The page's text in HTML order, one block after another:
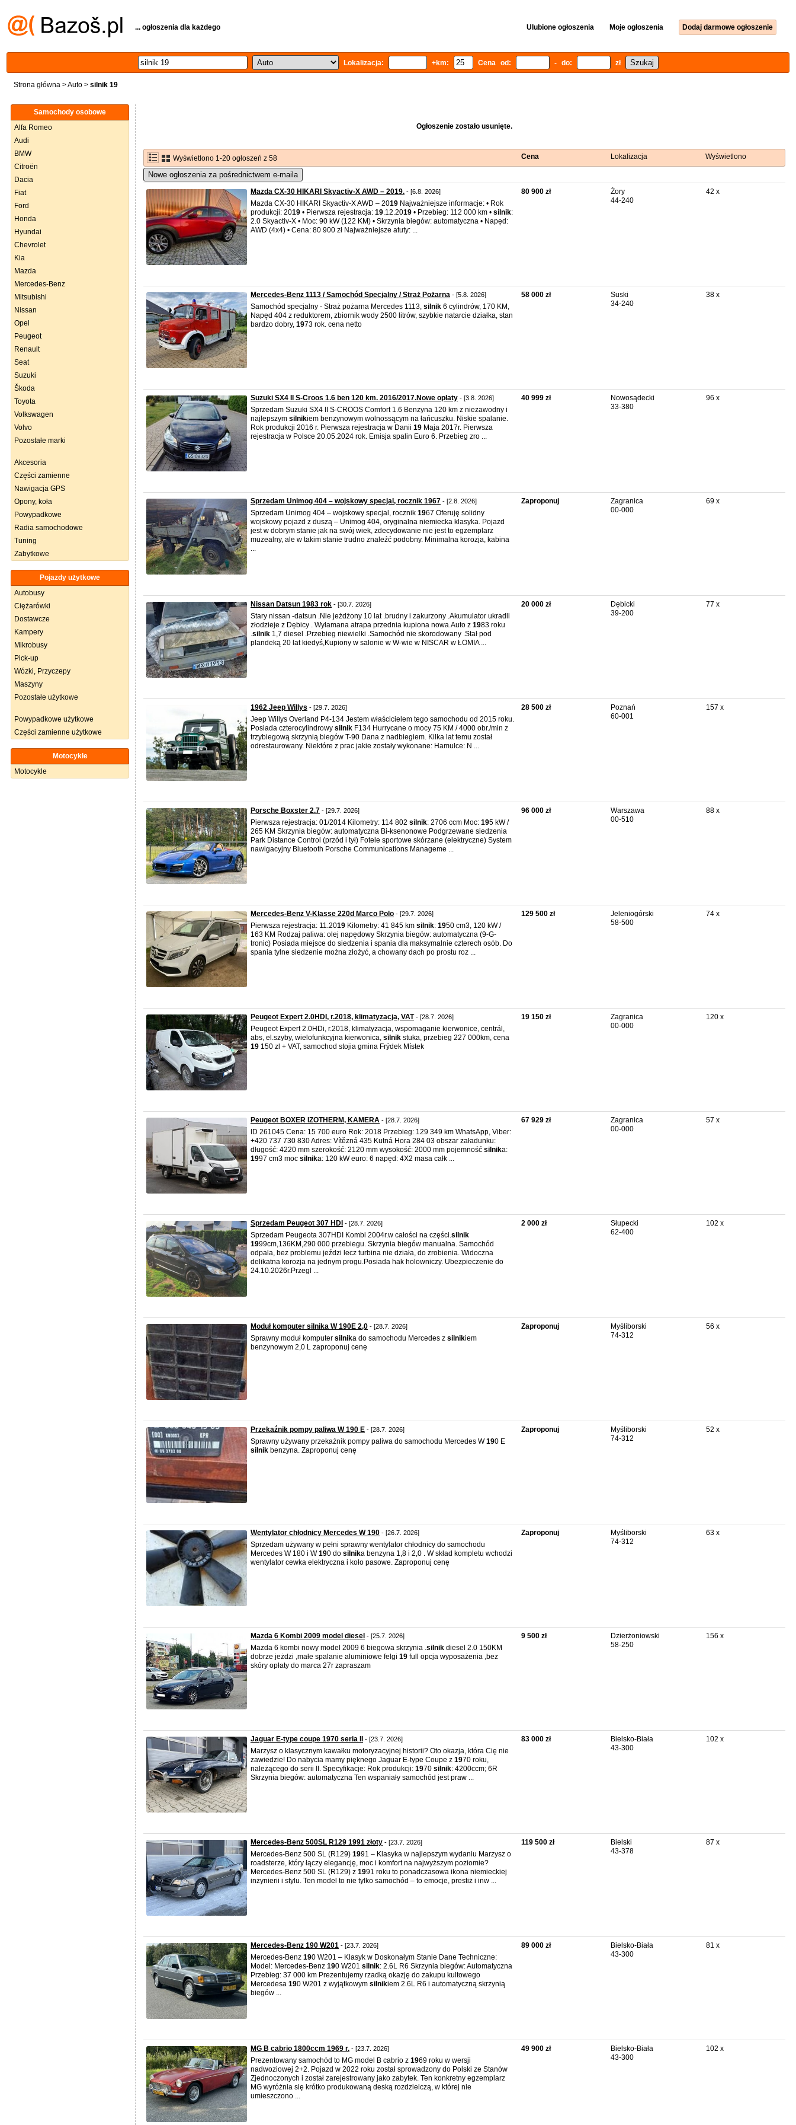
... ogłoszenia dla każdego Ulubione ogłoszenia Moje ogłoszenia Dodaj darmowe ogłoszenie
Lokalizacja: +km: Cena od: - do: zł
Strona główna >Auto > silnik 19
Samochody osobowe
Alfa Romeo
Audi
BMW
Citroën
Dacia
Fiat
Ford
Honda
Hyundai
Chevrolet
Kia
Mazda
Mercedes-Benz
Mitsubishi
Nissan
Opel
Peugeot
Renault
Seat
Suzuki
Škoda
Toyota
Volkswagen
Volvo
Pozostałe marki
Akcesoria
Części zamienne
Nawigacja GPS
Opony, koła
Powypadkowe
Radia samochodowe
Tuning
Zabytkowe
Pojazdy użytkowe
Autobusy
Ciężarówki
Dostawcze
Kampery
Mikrobusy
Pick-up
Wózki, Przyczepy
Maszyny
Pozostałe użytkowe
Powypadkowe użytkowe
Części zamienne użytkowe
Motocykle
Motocykle
Ogłoszenie zostało usunięte.
Wyświetlono 1-20 ogłoszeń z 58 Cena Lokalizacja Wyświetlono
Nowe ogłoszenia za pośrednictwem e-maila
Mazda CX-30 HIKARI Skyactiv-X AWD – 2019. - [6.8. 2026]
Mazda CX-30 HIKARI Skyactiv-X AWD – 2019 Najważniejsze informacje: • Rok
produkcji: 2019 • Pierwsza rejestracja: 19.12.2019 • Przebieg: 112 000 km • silnik:
2.0 Skyactiv-X • Moc: 90 kW (122 KM) • Skrzynia biegów: automatyczna • Napęd:
AWD (4x4) • Cena: 80 900 zł Najważniejsze atuty: ...
80 900 zł
Żory
44-240
42 x
Mercedes-Benz 1113 / Samochód Specjalny / Straż Pożarna - [5.8. 2026]
Samochód specjalny - Straż pożarna Mercedes 1113, silnik 6 cylindrów, 170 KM,
Napęd 404 z reduktorem, zbiornik wody 2500 litrów, szybkie natarcie działka, stan
bardzo dobry, 1973 rok. cena netto
58 000 zł
Suski
34-240
38 x
Suzuki SX4 II S-Croos 1.6 ben 120 km. 2016/2017.Nowe opłaty - [3.8. 2026]
Sprzedam Suzuki SX4 II S-CROOS Comfort 1.6 Benzyna 120 km z niezawodny i
najlepszym silnikiem benzynowym wolnossącym na łańcuszku. Niskie spalanie.
Rok produkcji 2016 r. Pierwsza rejestracja w Danii 19 Maja 2017r. Pierwsza
rejestracja w Polsce 20.05.2024 rok. Emisja spalin Euro 6. Przebieg zro ...
40 999 zł
Nowosądecki
33-380
96 x
Sprzedam Unimog 404 – wojskowy specjal, rocznik 1967 - [2.8. 2026]
Sprzedam Unimog 404 – wojskowy specjal, rocznik 1967 Oferuję solidny
wojskowy pojazd z duszą – Unimog 404, oryginalna niemiecka klasyka. Pojazd
jest w dobrym stanie jak na swój wiek, zdecydowanie nie jest to egzemplarz
muzealny, ale w takim stanie trudno znaleźć podobny. Minimalna korozja, kabina
...
Zaproponuj
Zagranica
00-000
69 x
Nissan Datsun 1983 rok - [30.7. 2026]
Stary nissan -datsun .Nie jeżdżony 10 lat .brudny i zakurzony .Akumulator ukradli
złodzieje z Dębicy . Wyłamana atrapa przednia kupiona nowa.Auto z 1983 roku
.silnik 1,7 diesel .Przebieg niewielki .Samochód nie skorodowany .Stał pod
plandeką 20 lat kiedyś,Kupiony w salonie w W-wie w NISCAR w ŁOMIA ...
20 000 zł
Dębicki
39-200
77 x
1962 Jeep Willys - [29.7. 2026]
Jeep Willys Overland P4-134 Jestem właścicielem tego samochodu od 2015 roku.
Posiada czterocylindrowy silnik F134 Hurrycane o mocy 75 KM / 4000 obr./min z
trzybiegową skrzynią biegów T-90 Dana z nadbiegiem. Kilka lat temu został
odrestaurowany. Niektóre z prac jakie zostały wykonane: Hamulce: N ...
28 500 zł
Poznań
60-001
157 x
Porsche Boxster 2.7 - [29.7. 2026]
Pierwsza rejestracja: 01/2014 Kilometry: 114 802 silnik: 2706 ccm Moc: 195 kW /
265 KM Skrzynia biegów: automatyczna Bi-ksenonowe Podgrzewane siedzenia
Park Distance Control (przód i tył) Fotele sportowe skórzane (elektryczne) System
nawigacyjny Bluetooth Porsche Communications Manageme ...
96 000 zł
Warszawa
00-510
88 x
Mercedes-Benz V-Klasse 220d Marco Polo - [29.7. 2026]
Pierwsza rejestracja: 11.2019 Kilometry: 41 845 km silnik: 1950 cm3, 120 kW /
163 KM Rodzaj paliwa: olej napędowy Skrzynia biegów: automatyczna (9-G-
tronic) Posiada miejsce do siedzenia i spania dla maksymalnie czterech osób. Do
spania tylne siedzenie można złożyć, a chowany dach po prostu roz ...
129 500 zł
Jeleniogórski
58-500
74 x
Peugeot Expert 2.0HDI, r.2018, klimatyzacja, VAT- [28.7. 2026]
Peugeot Expert 2.0HDi, r.2018, klimatyzacja, wspomaganie kierwonice, centrál,
abs, el.szyby, wielofunkcyjna kierwonica, silnik stuka, przebieg 227 000km, cena
19 150 zl + VAT, samochod stojia gmina Frýdek Místek
19 150 zł
Zagranica
00-000
120 x
Peugeot BOXER IZOTHERM, KAMERA - [28.7. 2026]
ID 261045 Cena: 15 700 euro Rok: 2018 Przebieg: 129 349 km WhatsApp, Viber:
+420 737 730 830 Adres: Vítězná 435 Kutná Hora 284 03 obszar załadunku:
długość: 4220 mm szerokość: 2120 mm wysokość: 2000 mm pojemność silnika:
1997 cm3 moc silnika: 120 kW euro: 6 napęd: 4X2 masa całk ...
67 929 zł
Zagranica
00-000
57 x
Sprzedam Peugeot 307 HDI - [28.7. 2026]
Sprzedam Peugeota 307HDI Kombi 2004r.w całości na części.silnik
1999cm,136KM,290 000 przebiegu. Skrzynia biegów manualna. Samochód
odpala, bez problemu jeździ lecz turbina nie działa, do zrobienia. Widoczna
delikatna korozja na jednym progu.Posiada hak holowniczy. Ubezpieczenie do
24.10.2026r.Przegl ...
2 000 zł
Słupecki
62-400
102 x
Moduł komputer silnika W 190E 2,0 - [28.7. 2026]
Sprawny moduł komputer silnika do samochodu Mercedes z silnikiem
benzynowym 2,0 L zaproponuj cenę
Zaproponuj
Myśliborski
74-312
56 x
Przekaźnik pompy paliwa W 190 E - [28.7. 2026]
Sprawny używany przekaźnik pompy paliwa do samochodu Mercedes W190 E
silnik benzyna. Zaproponuj cenę
Zaproponuj
Myśliborski
74-312
52 x
Wentylator chłodnicy Mercedes W 190 - [26.7. 2026]
Sprzedam używany w pełni sprawny wentylator chłodnicy do samochodu
Mercedes W 180 i W190 do silnika benzyna 1,8 i 2,0 . W skład kompletu wchodzi
wentylator cewka elektryczna i koło pasowe. Zaproponuj cenę
Zaproponuj
Myśliborski
74-312
63 x
Mazda 6 Kombi 2009 model diesel - [25.7. 2026]
Mazda 6 kombi nowy model 2009 6 biegowa skrzynia .silnik diesel 2.0 150KM
dobrze jeżdzi ,małe spalanie aluminiowe felgi 19 full opcja wyposażenia ,bez
skóry opłaty do marca 27r zapraszam
9 500 zł
Dzierżoniowski
58-250
156 x
Jaguar E-type coupe 1970 seria II - [23.7. 2026]
Marzysz o klasycznym kawałku motoryzacyjnej historii? Oto okazja, która Cię nie
zawiedzie! Do nabycia mamy pięknego Jaguar E-type Coupe z 1970 roku,
należącego do serii II. Specyfikacje: Rok produkcji: 1970 silnik: 4200ccm; 6R
Skrzynia biegów: automatyczna Ten wspaniały samochód jest praw ...
83 000 zł
Bielsko-Biała
43-300
102 x
Mercedes-Benz 500SL R129 1991 złoty - [23.7. 2026]
Mercedes-Benz 500 SL (R129) 1991 – Klasyka w najlepszym wydaniu Marzysz o
roadsterze, który łączy elegancję, moc i komfort na najwyższym poziomie?
Mercedes-Benz 500 SL (R129) z 1991 roku to ponadczasowa ikona niemieckiej
inżynierii i stylu. Ten model to nie tylko samochód – to emocje, prestiż i inw ...
119 500 zł
Bielski
43-378
87 x
Mercedes-Benz 190 W201 - [23.7. 2026]
Mercedes-Benz 190 W201 – Klasyk w Doskonałym Stanie Dane Techniczne:
Model: Mercedes-Benz 190 W201 silnik: 2.6L R6 Skrzynia biegów: Automatyczna
Przebieg: 37 000 km Prezentujemy rzadką okazję do zakupu kultowego
Mercedesa 190 W201 z wyjątkowym silnikiem 2.6L R6 i automatyczną skrzynią
biegów ...
89 000 zł
Bielsko-Biała
43-300
81 x
MG B cabrio 1800ccm 1969 r. - [23.7. 2026]
Prezentowany samochód to MG model B cabrio z 1969 roku w wersji
nadwoziowej 2+2. Pojazd w 2022 roku został sprowadzony do Polski ze Stanów
Zjednoczonych i został zarejestrowany jako zabytek. Ten konkretny egzemplarz
MG wyróżnia się krótko produkowaną deską rozdzielczą, w której nie
umieszczono ...
49 900 zł
Bielsko-Biała
43-300
102 x